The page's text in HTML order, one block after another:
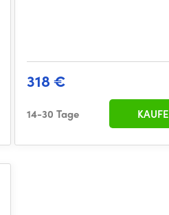
318 €
14-30 Tage